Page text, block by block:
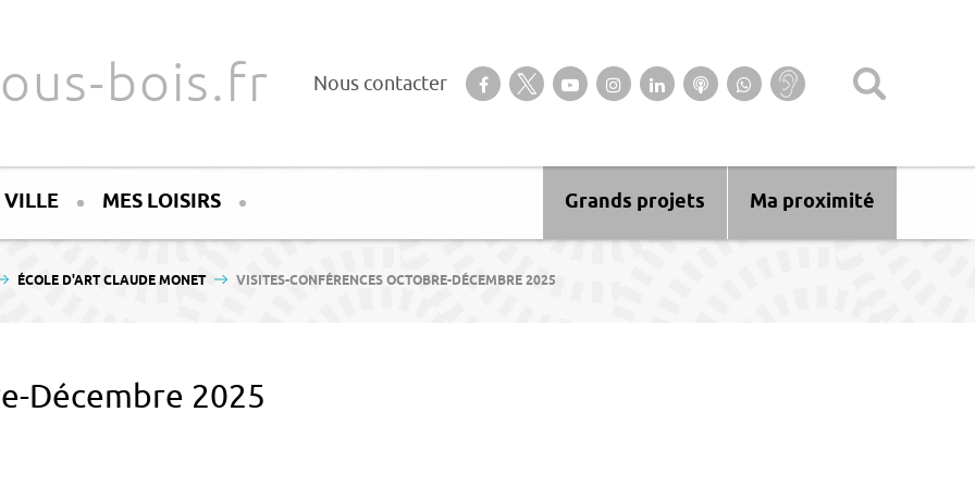
bois.fr Nous contacter Suivez-nous sur notre page Facebook
Suivez-nous sur Twitter
Suivez-nous sur YouTube
Suivez-nous sur Instagram
Retrouvez-nous sur Linkedin
Ecoutez nos Podcasts
Suivez-nous sur
WhatsApp
Baisse
d’audition ?
MES LOISIRS Ma proximité
Grands projets
ICI :ÉCOLE D'ART CLAUDE MONET VISITES-CONFÉRENCES OCTOBRE-DÉCEMBRE 2025
Décembre 2025